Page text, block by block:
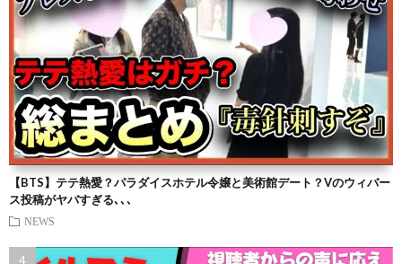
【BTS】テテ熱愛？パラダイスホテル令嬢と美術館デート？Vのウィバー
ス投稿がヤバすぎる､､､
NEWS